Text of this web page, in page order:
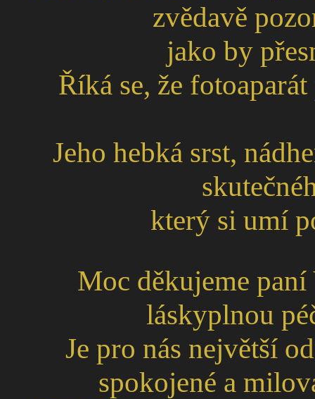
zvědavě
jako by
Říká se, že
Jeho hebká srst,
který si umí
Moc děkujeme
láskyplnou
Je pro nás největší
spokojené a